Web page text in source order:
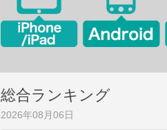
総合ランキング
2026年08月06日